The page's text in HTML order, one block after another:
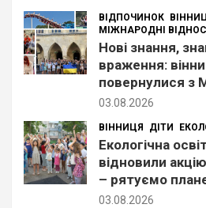
ВІДПОЧИНОК
МІЖНАРОДНІ
Нові знання,
враження:
повернулися з
03.08.2026
ВІННИЦЯ ДІТИ
Екологічна
відновили
– рятуємо
03.08.2026